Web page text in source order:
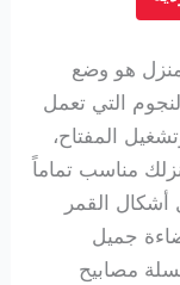
هو وضع
التي تعمل
المفتاح،
مناسب تماماً
القمر
جميل
مصابيح